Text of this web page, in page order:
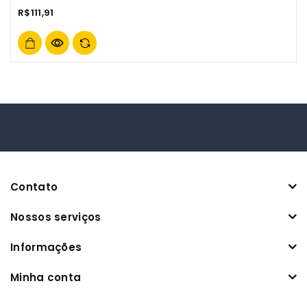
out
5
R$111,91
Contato
Nossos serviços
Informações
Minha conta